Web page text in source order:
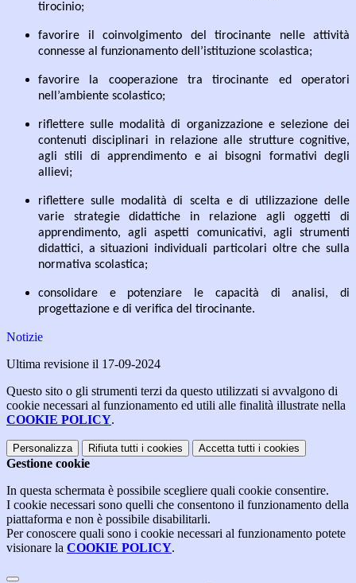
tirocinio;
favorire il coinvolgimento del tirocinante nelle attività
connesse al funzionamento dell’istituzione scolastica;
favorire la cooperazione tra tirocinante ed
operatori
nell’ambiente scolastico;
riflettere sulle modalità di organizzazione e selezione dei
contenuti disciplinari in relazione alle strutture cognitive,
agli
stili di apprendimento e ai bisogni
formativi degli
allievi;
riflettere sulle modalità di scelta e di utilizzazione delle
varie strategie didattiche in relazione agli
oggetti di
apprendimento, agli aspetti comunicativi, agli strumenti
didattici, a situazioni individuali particolari oltre che sulla
normativa scolastica;
consolidare e potenziare le capacità di analisi,
di
progettazione e di verifica del tirocinante.
Notizie
Ultima revisione il 17-09-2024
Questo sito o gli strumenti terzi da questo utilizzati si avvalgono di
cookie necessari al funzionamento ed utili alle finalità illustrate nella
COOKIE POLICY.
Personalizza Rifiuta tutti i cookies Accetta tutti i cookies
Gestione cookie
In questa schermata è possibile scegliere quali cookie consentire.
I cookie necessari sono quelli che consentono il funzionamento della
piattaforma e non è possibile disabilitarli.
Per conoscere quali sono i cookie necessari al funzionamento potete
visionare la COOKIE POLICY.